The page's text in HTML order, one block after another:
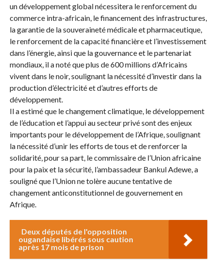
un développement global nécessitera le renforcement du
commerce intra-africain, le financement des infrastructures,
la garantie de la souveraineté médicale et pharmaceutique,
le renforcement de la capacité financière et l’investissement
dans l’énergie, ainsi que la gouvernance et le partenariat
mondiaux, il a noté que plus de 600 millions d’Africains
vivent dans le noir, soulignant la nécessité d’investir dans la
production d’électricité et d’autres efforts de
développement.
Il a estimé que le changement climatique, le développement
de l’éducation et l’appui au secteur privé sont des enjeux
importants pour le développement de l’Afrique, soulignant
la nécessité d’unir les efforts de tous et de renforcer la
solidarité, pour sa part, le commissaire de l’Union africaine
pour la paix et la sécurité, l’ambassadeur Bankul Adewe, a
souligné que l’Union ne tolère aucune tentative de
changement anticonstitutionnel de gouvernement en
Afrique.
Deux députés de l'opposition
ougandaise libérés sous caution
après 17 mois de prison